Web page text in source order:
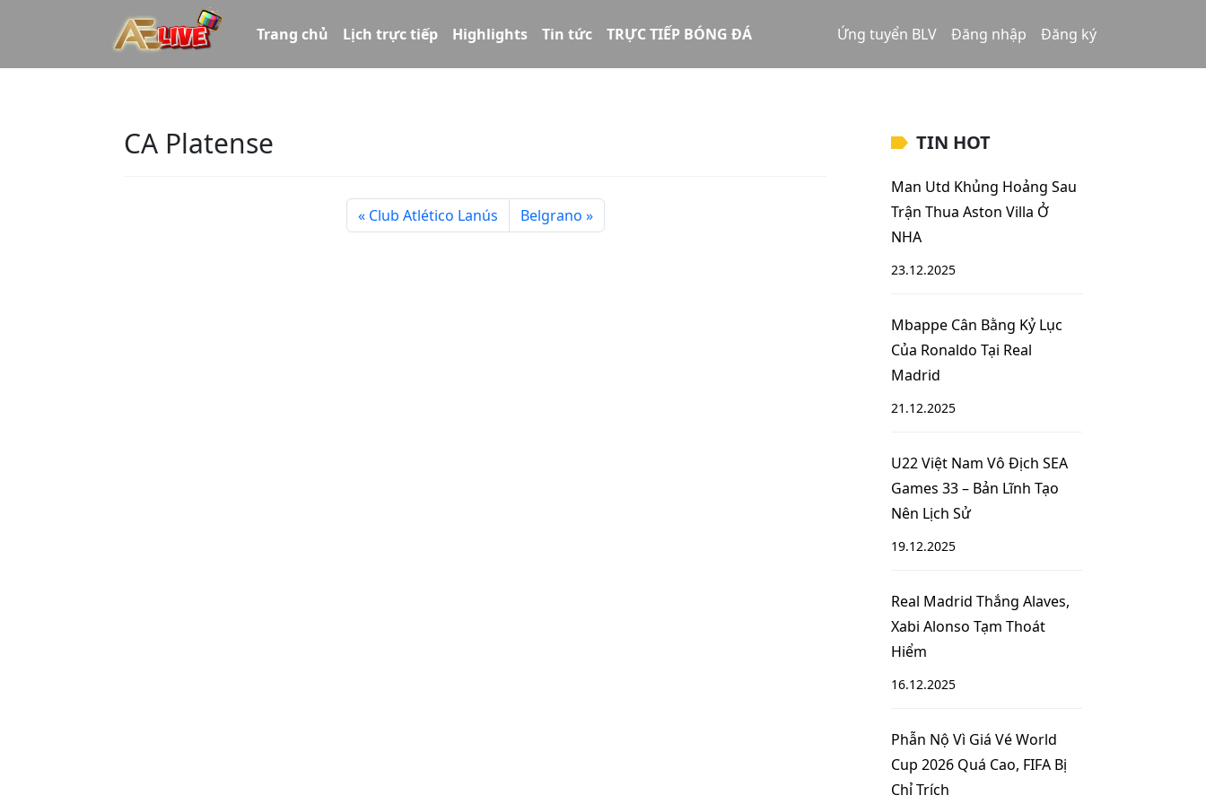
Trang chủ Lịch trực tiếp Highlights Tin tức TRỰC TIẾP BÓNG ĐÁ Ứng tuyển BLV Đăng nhập Đăng ký
CA Platense
Club Atlético Lanús Belgrano
TIN HOT
Man Utd Khủng Hoảng Sau
Trận Thua Aston Villa Ở
NHA
23.12.2025
Mbappe Cân Bằng Kỷ Lục
Của Ronaldo Tại Real
Madrid
21.12.2025
U22 Việt Nam Vô Địch SEA
Games 33 – Bản Lĩnh Tạo
Nên Lịch Sử
19.12.2025
Real Madrid Thắng Alaves,
Xabi Alonso Tạm Thoát
Hiểm
16.12.2025
Phẫn Nộ Vì Giá Vé World
Cup 2026 Quá Cao, FIFA Bị
Chỉ Trích